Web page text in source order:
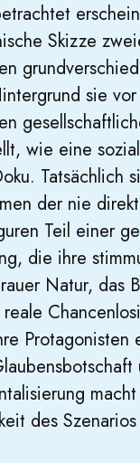
Skizze
sie
wie eine
Tatsächlich
der nie
Teil einer
die ihre
Natur, das
Protagonisten
des